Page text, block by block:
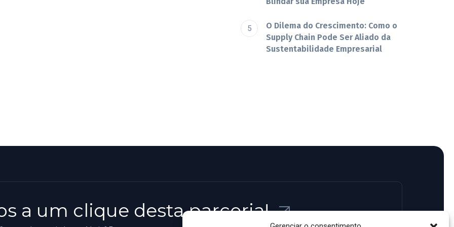
O Dilema do Crescimento: Como o
Supply Chain Pode Ser Aliado da
Sustentabilidade Empresarial
a um clique desta parceria!